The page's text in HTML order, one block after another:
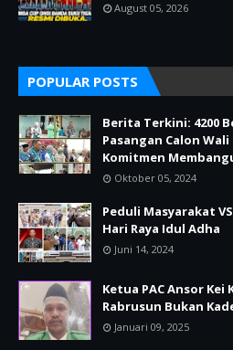
August 05, 2026
POPULAR POSTS
Berita Terkini: 4200
Pasangan Calon
Komitmen
Oktober 05, 2024
Peduli Masyarakat
Hari Raya Idul Adha
Juni 14, 2024
Ketua PAC Ansor Kei
Rabrusun Bukan
Januari 09, 2025